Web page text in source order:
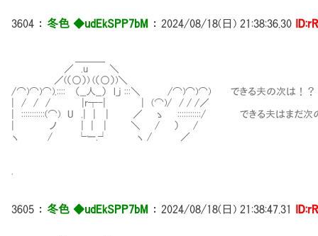
3604 ： 冬色 ◆udEkSPP7bM ： 2024/08/18(日) 21:38:36.30
／ .u ＼
／(（○）) (（○）)＼
/⌒)⌒)⌒).:::: （__人__） l_j :::＼ /⌒)⌒)⌒) できる夫の次は！？
| / / / |r┬-| | (⌒)/ / / /／
| :::::::::::(⌒) U .| | | ／ ゝ :::::::::::/ できる夫はまだ次の大富
| ノ | | | ＼ / ） /
ヽ / └ー.┘ ヽ / ／
3605 ： 冬色 ◆udEkSPP7bM ： 2024/08/18(日) 21:38:47.31